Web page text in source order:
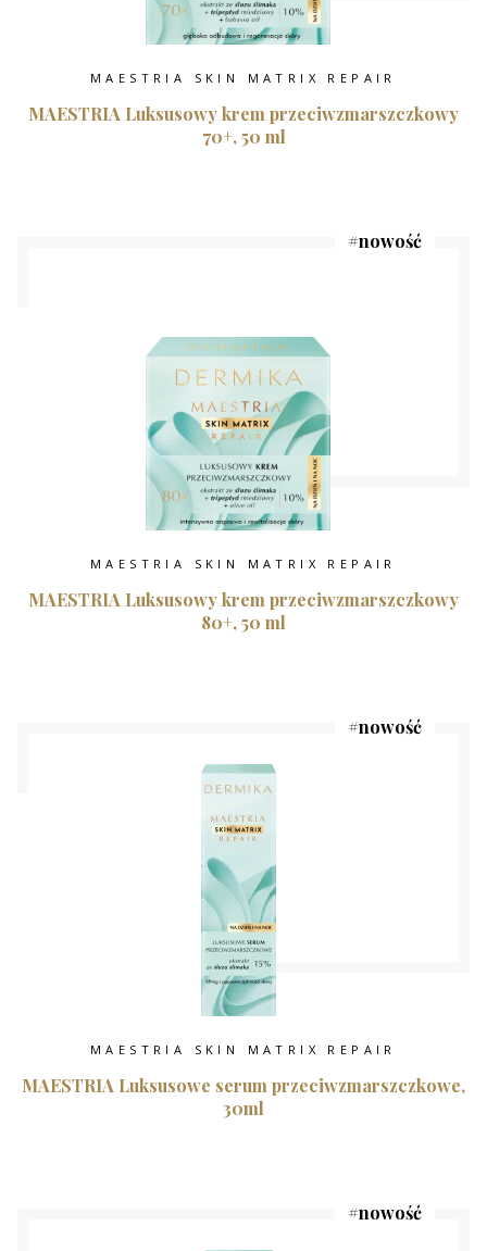
MAESTRIA SKIN MATRIX REPAIR
MAESTRIA Luksusowy krem przeciwzmarszczkowy
70+, 50 ml
#nowość
MAESTRIA SKIN MATRIX REPAIR
MAESTRIA Luksusowy krem przeciwzmarszczkowy
80+, 50 ml
#nowość
MAESTRIA SKIN MATRIX REPAIR
MAESTRIA Luksusowe serum przeciwzmarszczkowe,
30ml
#nowość